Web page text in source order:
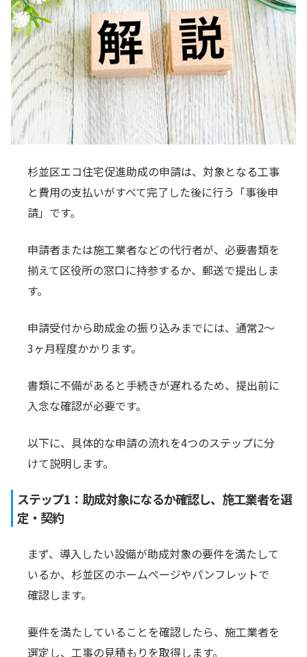
杉並区エコ住宅促進助成の申請は、対象となる工事
と費用の支払いがすべて完了した後に行う「事後申
請」です。
申請者または施工業者などの代行者が、必要書類を
揃えて区役所の窓口に持参するか、郵送で提出しま
す。
申請受付から助成金の振り込みまでには、通常2〜
3ヶ月程度かかります。
書類に不備があると手続きが遅れるため、提出前に
入念な確認が必要です。
以下に、具体的な申請の流れを4つのステップに分
けて説明します。
ステップ1：助成対象になるか確認し、施工業者を選
定・契約
まず、導入したい設備が助成対象の要件を満たして
いるか、杉並区のホームページやパンフレットで
確認します。
要件を満たしていることを確認したら、施工業者を
選定し、工事の見積もりを取得します。